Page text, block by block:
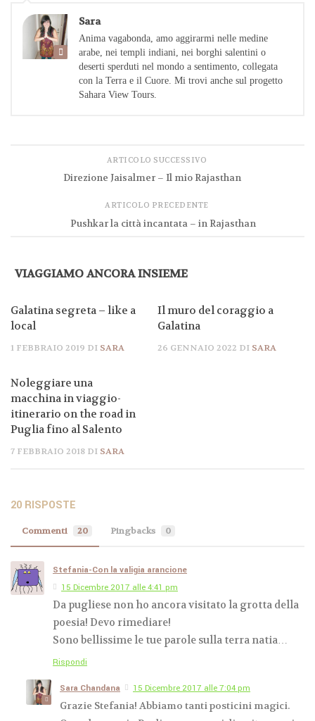
Sara
Anima vagabonda, amo aggirarmi nelle medine
arabe, nei templi indiani, nei borghi salentini o
deserti sperduti nel mondo a sentimento, collegata
con la Terra e il Cuore. Mi trovi anche sul progetto
Sahara View Tours.
ARTICOLO SUCCESSIVO
Direzione Jaisalmer – Il mio Rajasthan
ARTICOLO PRECEDENTE
Pushkar la città incantata – in Rajasthan
VIAGGIAMO ANCORA INSIEME
Galatina segreta – like a
local
1 FEBBRAIO 2019 DI SARA
Il muro del coraggio a
Galatina
26 GENNAIO 2022 DI SARA
Noleggiare una
macchina in viaggio-
itinerario on the road in
Puglia fino al Salento
7 FEBBRAIO 2018 DI SARA
20 RISPOSTE
Commenti 20 Pingbacks 0
Stefania-Con la valigia arancione
15 Dicembre 2017 alle 4:41 pm
Da pugliese non ho ancora visitato la grotta della
poesia! Devo rimediare!
Sono bellissime le tue parole sulla terra natia…
Rispondi
Sara Chandana 15 Dicembre 2017 alle 7:04 pm
Grazie Stefania! Abbiamo tanti posticini magici.